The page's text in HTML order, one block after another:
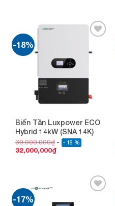
-18%
Biến Tần Luxpower ECO
Hybrid 14kW (SNA 14K)
39,000,000₫ - 18 %
32,000,000₫
-17%